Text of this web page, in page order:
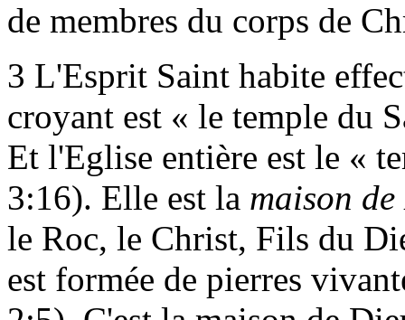
de membres du corps de
3 L'Esprit Saint habite
croyant est « le temple du
Et l'Eglise entière est le «
3:16). Elle est la maison
le Roc, le Christ, Fils du
est formée de pierres